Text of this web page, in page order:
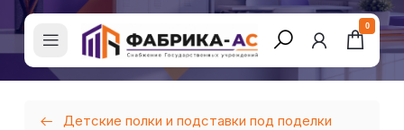
0
Детские полки и подставки под поделки